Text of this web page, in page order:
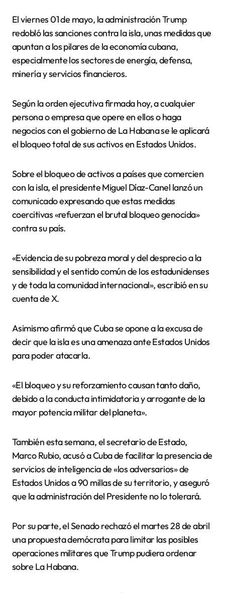
El viernes 01 de mayo, la administración Trump
redobló las sanciones contra la isla, unas medidas que
apuntan a los pilares de la economía cubana,
especialmente los sectores de energía, defensa,
minería y servicios financieros.
Según la orden ejecutiva firmada hoy, a cualquier
persona o empresa que opere en ellos o haga
negocios con el gobierno de La Habana se le aplicará
el bloqueo total de sus activos en Estados Unidos.
Sobre el bloqueo de activos a países que comercien
con la isla, el presidente Miguel Díaz-Canel lanzó un
comunicado expresando que estas medidas
coercitivas «refuerzan el brutal bloqueo genocida»
contra su país.
«Evidencia de su pobreza moral y del desprecio a la
sensibilidad y el sentido común de los estadunidenses
y de toda la comunidad internacional», escribió en su
cuenta de X.
Asimismo afirmó que Cuba se opone a la excusa de
decir que la isla es una amenaza ante Estados Unidos
para poder atacarla.
«El bloqueo y su reforzamiento causan tanto daño,
debido a la conducta intimidatoria y arrogante de la
mayor potencia militar del planeta».
También esta semana, el secretario de Estado,
Marco Rubio, acusó a Cuba de facilitar la presencia de
servicios de inteligencia de «los adversarios» de
Estados Unidos a 90 millas de su territorio, y aseguró
que la administración del Presidente no lo tolerará.
Por su parte, el Senado rechazó el martes 28 de abril
una propuesta demócrata para limitar las posibles
operaciones militares que Trump pudiera ordenar
sobre La Habana.